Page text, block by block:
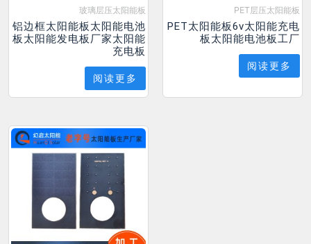
玻璃层压太阳能板
铝边框太阳能板太阳能电池
板太阳能发电板厂家太阳能
充电板
阅读更多
PET层压太阳能板
PET太阳能板6v太阳能充电
板太阳能电池板工厂
阅读更多